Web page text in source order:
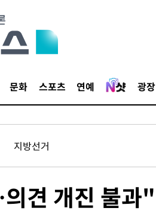
문화 스포츠 연예 광장
지방선거
견 개진 불과"